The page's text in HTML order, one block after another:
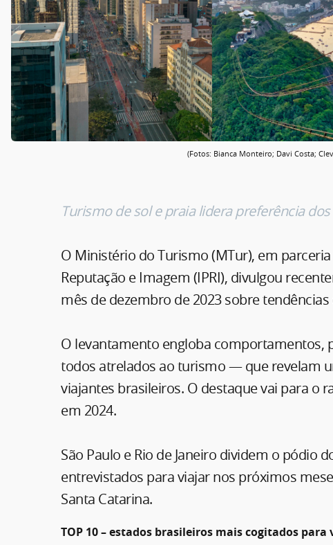
(Fotos: Bianca Monteiro; Davi Costa;
Turismo de sol e praia lidera preferência
O Ministério do Turismo (MTur), em
Reputação e Imagem (IPRI), divulgou
mês de dezembro de 2023 sobre
O levantamento engloba comportamentos,
todos atrelados ao turismo — que revelam
viajantes brasileiros. O destaque vai para o
em 2024.
São Paulo e Rio de Janeiro dividem o pódio
entrevistados para viajar nos próximos
Santa Catarina.
TOP 10 – estados brasileiros mais cogitados